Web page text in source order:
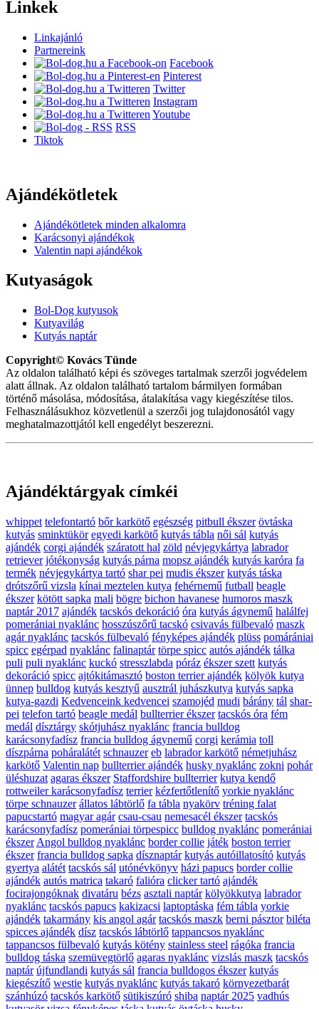
Linkek
Linkajánló
Partnereink
Facebook
Pinterest
Twitter
Instagram
Youtube
RSS
Tiktok
Ajándékötletek
Ajándékötletek minden alkalomra
Karácsonyi ajándékok
Valentin napi ajándékok
Kutyaságok
Bol-Dog kutyusok
Kutyavilág
Kutyás naptár
Copyright© Kovács Tünde
Az oldalon található képi és szöveges tartalmak szerzői jogvédelem
alatt állnak. Az oldalon található tartalom bármilyen formában
történő másolása, módosítása, átalakítása vagy kiegészítése tilos.
Felhasználásukhoz közvetlenül a szerzői jog tulajdonosától vagy
meghatalmazottjától kell engedélyt beszerezni.
Ajándéktárgyak címkéi
whippet telefontartó bőr karkötő egészség pitbull ékszer övtáska
kutyás sminktükör egyedi karkötő kutyás tábla női sál kutyás
ajándék corgi ajándék száratott hal zöld névjegykártya labrador
retriever jótékonyság kutyás párna mopsz ajándék kutyás karóra fa
termék névjegykártya tartó shar pei mudis ékszer kutyás táska
drótszőrű vizsla kínai meztelen kutya fehérnemű futball beagle
ékszer kötött sapka mali bögre bichon havanese humoros maszk
naptár 2017 ajándék tacskós dekoráció óra kutyás ágynemű halálfej
pomerániai nyaklánc hosszúszőrű tacskó csivavás fülbevaló maszk
agár nyaklánc tacskós fülbevaló fényképes ajándék plüss pomárániai
spicc egérpad nyaklánc falinaptár törpe spicc autós ajándék tálka
puli puli nyaklánc kuckó stresszlabda póráz ékszer szett kutyás
dekoráció spicc ajtókitámasztó boston terrier ajándék kölyök kutya
ünnep bulldog kutyás kesztyű ausztrál juhászkutya kutyás sapka
kutya-gazdi Kedvenceink kedvencei szamojéd mudi bárány tál shar-
pei telefon tartó beagle medál bullterrier ékszer tacskós óra fém
medál dísztárgy skótjuhász nyaklánc francia bulldog
karácsonyfadísz francia bulldog ágynemű corgi kerámia toll
díszpárna poháralátét schnauzer eb labrador karkötő németjuhász
karkötő Valentin nap bullterrier ajándék husky nyaklánc zokni pohár
üléshuzat agaras ékszer Staffordshire bullterrier kutya kendő
rottweiler karácsonyfadísz terrier kézfertőtlenítő yorkie nyaklánc
törpe schnauzer állatos lábtörlő fa tábla nyakörv tréning falat
papucstartó magyar agár csau-csau nemesacél ékszer tacskós
karácsonyfadísz pomerániai törpespicc bulldog nyaklánc pomerániai
ékszer Angol bulldog nyaklánc border collie játék boston terrier
ékszer francia bulldog sapka dísznaptár kutyás autóillatosító kutyás
gyertya alátét tacskós sál utónévkönyv házi papucs border collie
ajándék autós matrica takaró falióra clicker tartó ajándék
focirajongóknak divatáru bézs asztali naptár kölyökkutya labrador
nyaklánc tacskós papucs kakizacsi laptoptáska fém tábla yorkie
ajándék takarmány kis angol agár tacskós maszk berni pásztor biléta
spicces ajándék dísz tacskós lábtörlő tappancsos nyaklánc
tappancsos fülbevaló kutyás kötény stainless steel rágóka francia
bulldog táska szemüvegtörlő agaras nyaklánc vizslás maszk tacskós
naptár újfundlandi kutyás sál francia bulldogos ékszer kutyás
kiegészítő westie kutyás nyaklánc kutyás takaró környezetbarát
szánhúzó tacskós karkötő sütikiszúró shiba naptár 2025 vadhús